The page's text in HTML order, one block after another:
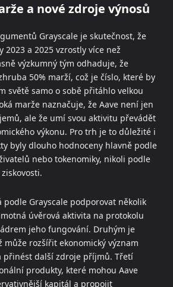
a nové zdroje výnosů
Grayscale je skutečnost, že
2023 a 2025 vzrostly více než
výzkumný tým odhaduje, že
50% marží, což je číslo, které by
světě samo o sobě přitáhlo velkou
marže naznačuje, že Aave není jen
ale že umí svou aktivitu převádět
výkonu. Pro trh je to důležité i
byly dlouho hodnoceny hlavně podle
nebo tokenomiky, nikoli podle
podle Grayscale podporovat několik
úvěrová aktivita na protokolu
jeho fungování. Druhým je
může rozšířit ekonomický význam
přinést další zdroje příjmů. Třetí
produkty, které mohou Aave
kapitál a propojit